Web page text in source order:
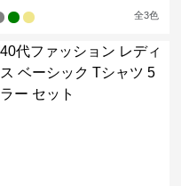
全3色